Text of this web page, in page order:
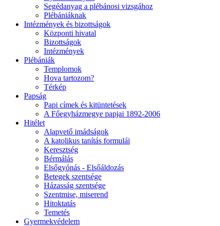
Segédanyag a plébánosi vizsgához
Plébániáknak
Intézmények és bizottságok
Központi hivatal
Bizottságok
Intézmények
Plébániák
Templomok
Hova tartozom?
Térkép
Papság
Papi címek és kitüntetések
A Főegyházmegye papjai 1892-2006
Hitélet
Alapvető imádságok
A katolikus tanítás formulái
Keresztség
Bérmálás
Elsőgyónás - Elsőáldozás
Betegek szentsége
Házasság szentsége
Szentmise, miserend
Hitoktatás
Temetés
Gyermekvédelem